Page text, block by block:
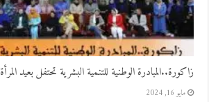
زاكورة..المبادرة الوطنية للتنمية البشرية تحتفل بعيد المرأة
مايو 16, 2024